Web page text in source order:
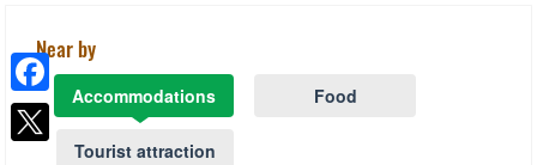
Near by
Accommodations Food
Tourist attraction
Facebook